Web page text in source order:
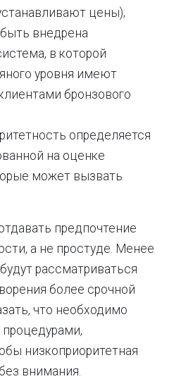
цены);
внедрена
в которой
уровня имеют
бронзового
определяется
на оценке
может вызвать
предпочтение
а не простуде. Менее
рассматриваться
более срочной
что необходимо
низкоприоритетная
внимания.